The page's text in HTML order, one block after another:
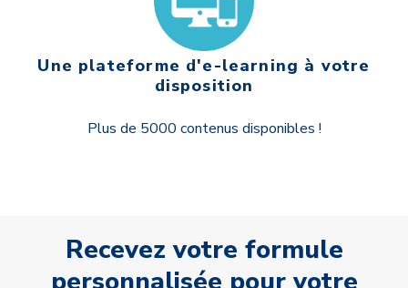
Une plateforme d'e-learning à votre
disposition
Plus de 5000 contenus disponibles !
Recevez votre formule